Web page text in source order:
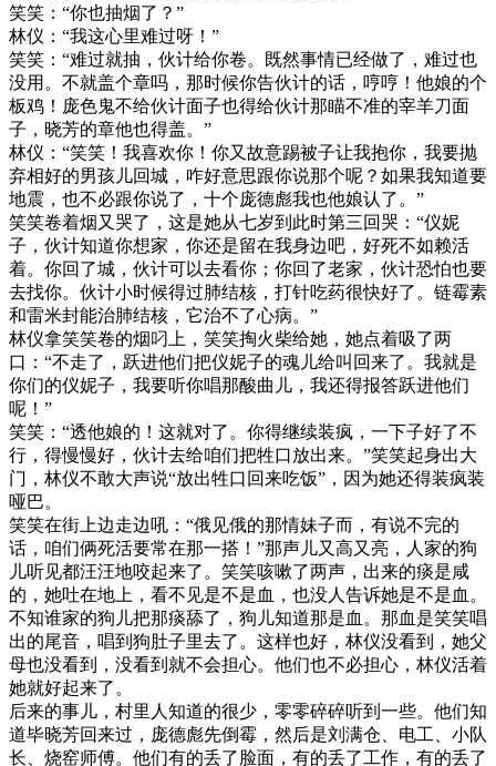
笑笑：“你也抽烟了？”
林仪：“我这心里难过呀！”
笑笑：“难过就抽，伙计给你卷。既然事情已经做了，难过也
没用。不就盖个章吗，那时候你告伙计的话，哼哼！他娘的个
板鸡！庞色鬼不给伙计面子也得给伙计那瞄不准的宰羊刀面
子，晓芳的章他也得盖。”
林仪：“笑笑！我喜欢你！你又故意踢被子让我抱你，我要抛
弃相好的男孩儿回城，咋好意思跟你说那个呢？如果我知道要
地震，也不必跟你说了，十个庞德彪我也他娘认了。”
笑笑卷着烟又哭了，这是她从七岁到此时第三回哭：“仪妮
子，伙计知道你想家，你还是留在我身边吧，好死不如赖活
着。你回了城，伙计可以去看你；你回了老家，伙计恐怕也要
去找你。伙计小时候得过肺结核，打针吃药很快好了。链霉素
和雷米封能治肺结核，它治不了心病。”
林仪拿笑笑卷的烟叼上，笑笑掏火柴给她，她点着吸了两
口：“不走了，跃进他们把仪妮子的魂儿给叫回来了。我就是
你们的仪妮子，我要听你唱那酸曲儿，我还得报答跃进他们
呢！”
笑笑：“透他娘的！这就对了。你得继续装疯，一下子好了不
行，得慢慢好，伙计去给咱们把牲口放出来。”笑笑起身出大
门，林仪不敢大声说“放出牲口回来吃饭”，因为她还得装疯装
哑巴。
笑笑在街上边走边吼：“俄见俄的那情妹子而，有说不完的
话，咱们俩死活要常在那一搭！”那声儿又高又亮，人家的狗
儿听见都汪汪地咬起来了。笑笑咳嗽了两声，出来的痰是咸
的，她吐在地上，看不见是不是血，也没人告诉她是不是血。
不知谁家的狗儿把那痰舔了，狗儿知道那是血。那血是笑笑唱
出的尾音，唱到狗肚子里去了。这样也好，林仪没看到，她父
母也没看到，没看到就不会担心。他们也不必担心，林仪活着
她就好起来了。
后来的事儿，村里人知道的很少，零零碎碎听到一些。他们知
道毕晓芳回来过，庞德彪先倒霉，然后是刘满仓、电工、小队
长、烧窑师傅。他们有的丢了脸面，有的丢了工作，有的丢了